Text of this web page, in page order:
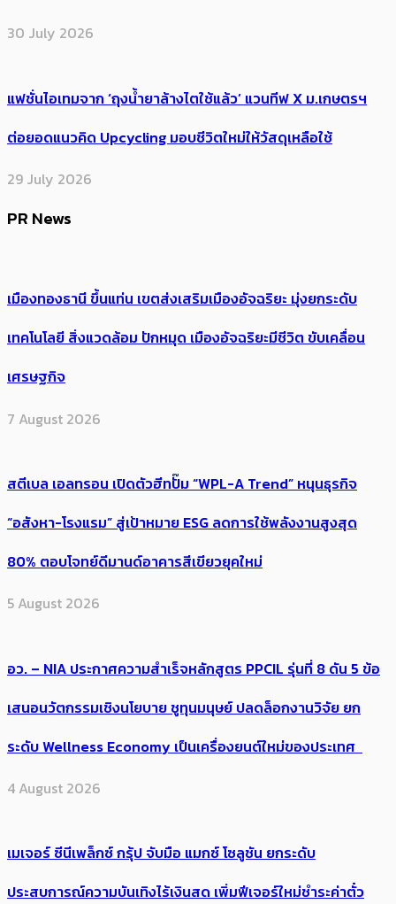
30 July 2026
แฟชั่นไอเทมจาก ‘ถุงน้ำยาล้างไตใช้แล้ว’ แวนทีฟ X ม.เกษตรฯ
ต่อยอดแนวคิด Upcycling มอบชีวิตใหม่ให้วัสดุเหลือใช้
29 July 2026
PR News
เมืองทองธานี ขึ้นแท่น เขตส่งเสริมเมืองอัจฉริยะ มุ่งยกระดับ
เทคโนโลยี สิ่งแวดล้อม ปักหมุด เมืองอัจฉริยะมีชีวิต ขับเคลื่อน
เศรษฐกิจ
7 August 2026
สตีเบล เอลทรอน เปิดตัวฮีทปั๊ม “WPL-A Trend” หนุนธุรกิจ
“อสังหา-โรงแรม” สู่เป้าหมาย ESG ลดการใช้พลังงานสูงสุด
80% ตอบโจทย์ดีมานด์อาคารสีเขียวยุคใหม่
5 August 2026
อว. – NIA ประกาศความสำเร็จหลักสูตร PPCIL รุ่นที่ 8 ดัน 5 ข้อ
เสนอนวัตกรรมเชิงนโยบาย ชูทุนมนุษย์ ปลดล็อกงานวิจัย ยก
ระดับ Wellness Economy เป็นเครื่องยนต์ใหม่ของประเทศ
4 August 2026
เมเจอร์ ซีนีเพล็กซ์ กรุ้ป จับมือ แมกซ์ โซลูชัน ยกระดับ
ประสบการณ์ความบันเทิงไร้เงินสด เพิ่มฟีเจอร์ใหม่ชำระค่าตั๋ว